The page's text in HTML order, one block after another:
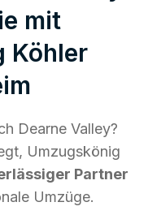
mit
Köhler
Dearne Valley?
Umzugskönig
Partner
Umzüge.